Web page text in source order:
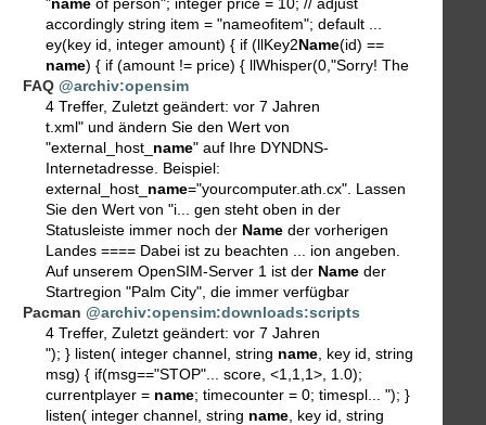
accordingly string item = "nameofitem"; default ...
ey(key id, integer amount) { if (llKey2Name(id) ==
name) { if (amount != price) { llWhisper(0,"Sorry! The
FAQ @archiv:opensim
4 Treffer, Zuletzt geändert: vor 7 Jahren
t.xml" und ändern Sie den Wert von
"external_host_ name" auf Ihre DYNDNS-
Internetadresse. Beispiel:
external_host_ name="yourcomputer.ath.cx". Lassen
Sie den Wert von "i... gen steht oben in der
Statusleiste immer noch der Name der vorherigen
Landes ==== Dabei ist zu beachten ... ion angeben.
Auf unserem OpenSIM-Server 1 ist der Name der
Startregion "Palm City", die immer verfügbar
Pacman @archiv:opensim:downloads:scripts
4 Treffer, Zuletzt geändert: vor 7 Jahren
"); } listen( integer channel, string name , key id, string
msg) { if(msg=="STOP"... score, <1,1,1>, 1.0);
currentplayer = name; timecounter = 0; timespl... "); }
listen( integer channel, string name , key id, string